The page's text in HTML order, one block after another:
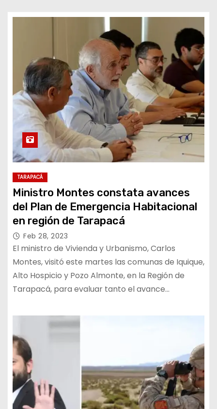
TARAPACÁ
Ministro Montes constata avances
del Plan de Emergencia Habitacional
en región de Tarapacá
Feb 28, 2023
El ministro de Vivienda y Urbanismo, Carlos
Montes, visitó este martes las comunas de Iquique,
Alto Hospicio y Pozo Almonte, en la Región de
Tarapacá, para evaluar tanto el avance…